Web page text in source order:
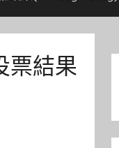
票結果